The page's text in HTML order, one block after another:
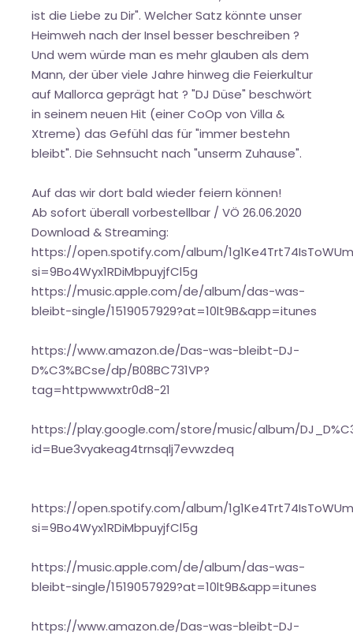
ist die Liebe zu Dir". Welcher Satz könnte unser
Heimweh nach der Insel besser beschreiben ?
Und wem würde man es mehr glauben als dem
Mann, der über viele Jahre hinweg die Feierkultur
auf Mallorca geprägt hat ? "DJ Düse" beschwört
in seinem neuen Hit (einer CoOp von Villa &
Xtreme) das Gefühl das für "immer bestehn
bleibt". Die Sehnsucht nach "unserm Zuhause".
Auf das wir dort bald wieder feiern können!
Ab sofort überall vorbestellbar / VÖ 26.06.2020
Download & Streaming:
https://open.spotify.com/album/
si=9Bo4Wyx1RDiMbpuyjfCl5g
https://music.apple.com/de/album/das-was-
bleibt-single/1519057929?at=10lt9B&app=itunes
https://www.amazon.de/Das-was-bleibt-DJ-
D%C3%BCse/dp/B08BC731VP?
tag=httpwwwxtr0d8-21
https://play.google.com/store/music/album/
id=Bue3vyakeag4trnsqlj7evwzdeq
https://open.spotify.com/album/
si=9Bo4Wyx1RDiMbpuyjfCl5g
https://music.apple.com/de/album/das-was-
bleibt-single/1519057929?at=10lt9B&app=itunes
https://www.amazon.de/Das-was-bleibt-DJ-